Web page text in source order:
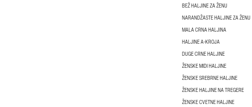
BEŽ HALJINE ZA ŽENU
NARANDŽASTE HALJINE ZA ŽENU
MALA CRNA HALJINA
HALJINE A-KROJA
DUGE CRNE HALJINE
ŽENSKE MIDI HALJINE
ŽENSKE SREBRNE HALJINE
ŽENSKE HALJINE NA TREGERE
ŽENSKE CVETNE HALJINE